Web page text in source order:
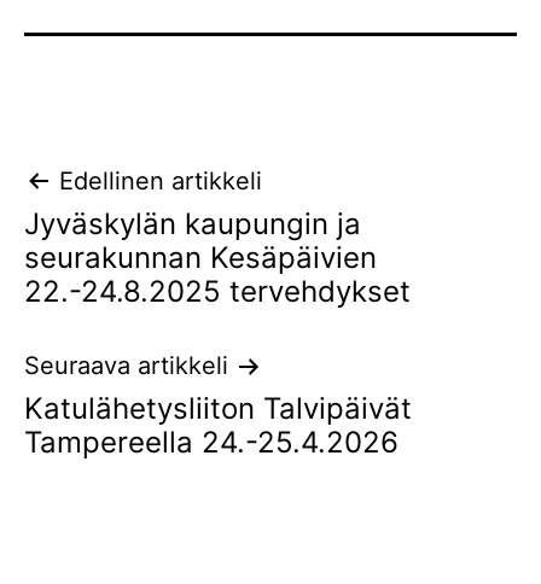
Artikkelien
selaus
Edellinen artikkeli
Jyväskylän kaupungin ja
seurakunnan Kesäpäivien
22.-24.8.2025 tervehdykset
Seuraava artikkeli
Katulähetysliiton Talvipäivät
Tampereella 24.-25.4.2026